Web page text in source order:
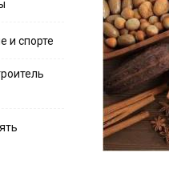
и спорте